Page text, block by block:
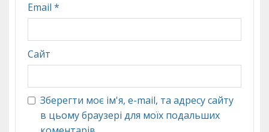
Email *
Сайт
Зберегти моє ім'я, e-mail, та адресу сайту
в цьому браузері для моїх подальших